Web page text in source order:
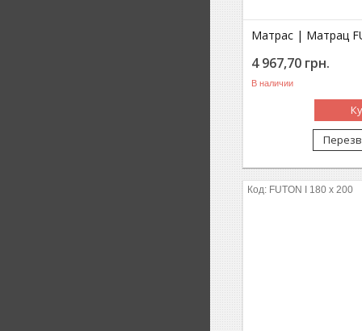
Матрас | Матрац
4 967,70 грн.
В наличии
FUTON I 180 x 200